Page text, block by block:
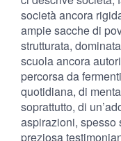
società ancora
ampie sacche di
strutturata,
scuola ancora
percorsa da
quotidiana, di
soprattutto, di
aspirazioni, spesso
preziosa